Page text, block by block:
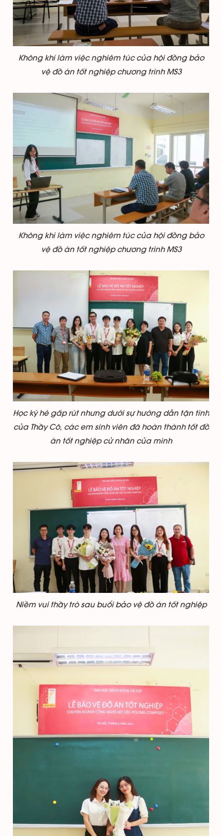
Không khí làm việc nghiêm túc của hội đồng bảo
vệ đồ án tốt nghiệp chương trình MS3
Không khí làm việc nghiêm túc của hội đồng bảo
vệ đồ án tốt nghiệp chương trình MS3
Học kỳ hè gấp rút nhưng dưới sự hướng dẫn tận tình
của Thầy Cô, các em sinh viên đã hoàn thành tốt đồ
án tốt nghiệp cử nhân của mình
Niềm vui thầy trò sau buổi bảo vệ đồ án tốt nghiệp